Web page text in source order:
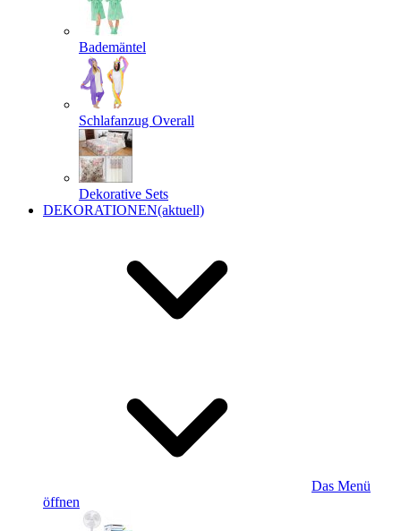
Bademäntel
Schlafanzug Overall
Dekorative Sets
DEKORATIONEN(aktuell)
Das Menü
öffnen